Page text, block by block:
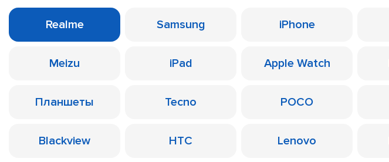
Realme Samsung iPhone
Meizu iPad Apple Watch
Планшеты Tecno POCO
Blackview HTC Lenovo